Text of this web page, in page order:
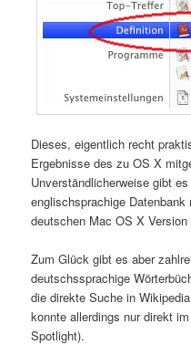
Dieses, eigentlich recht
Ergebnisse des zu OS X
Unverständlicherweise gibt
englischsprachige
deutschen Mac OS X
Zum Glück gibt es aber
deutschssprachige
die direkte Suche in
konnte allerdings nur direkt
Spotlight).